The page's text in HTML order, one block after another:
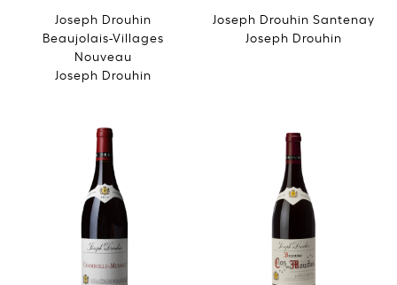
Joseph Drouhin
Beaujolais-Villages
Nouveau
Joseph Drouhin
Joseph Drouhin Santenay
Joseph Drouhin